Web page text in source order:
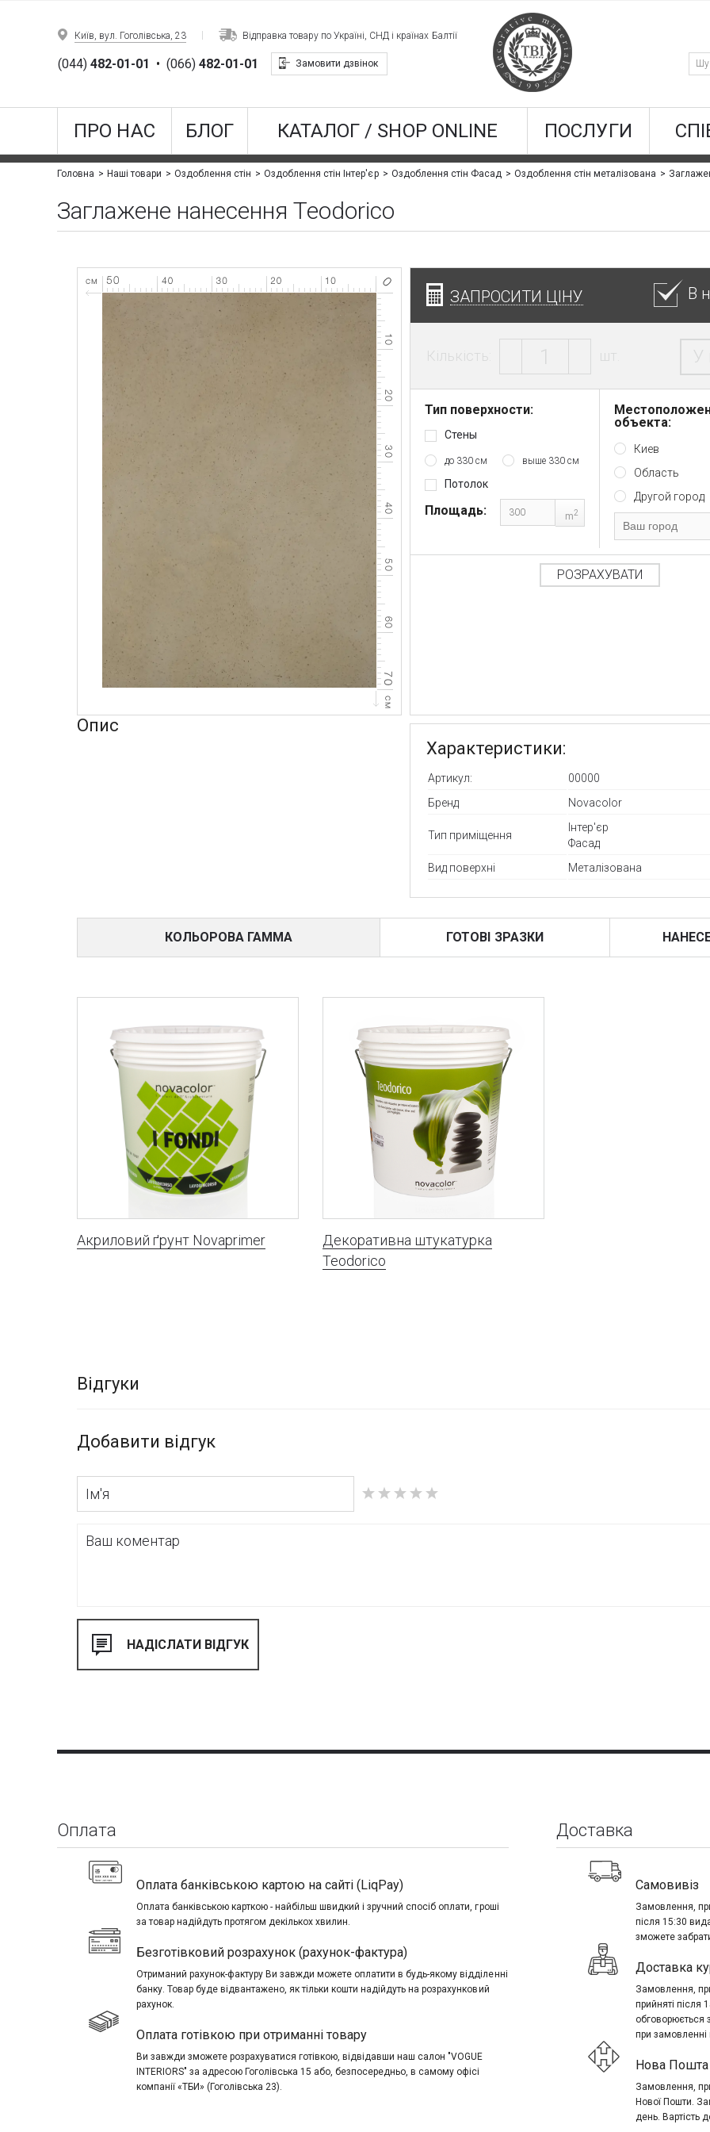
Київ, вул. Гоголівська, 23 Відправка товару по Україні, СНД і країнах Балтії
(044)482-01-01 • (066)482-01-01 Замовити дзвінок
ПРО НАС БЛОГ КАТАЛОГ / SHOP ONLINE ПОСЛУГИ
Головна Наші товари Оздоблення стін Оздоблення стін Інтер'єр Оздоблення стін Фасад Оздоблення стін металізована
Заглажене нанесення Teodorico
ЗАПРОСИТИ ЦІНУ В
Кількість: шт. У
Тип поверхности:
Стены
до 330 см выше 330 см
Потолок
Площадь: m2
объекта:
Киев
Область
Другой город
РОЗРАХУВАТИ
Характеристики:
Артикул:
00000
Бренд
Novacolor
Тип приміщення
Інтер'єр
Фасад
Вид поверхні
Металізована
Опис
КОЛЬОРОВА ГАММА ГОТОВІ ЗРАЗКИ
Акриловий ґрунт Novaprimer
Декоративна штукатурка
Teodorico
Відгуки
Добавити відгук
Оплата
Оплата банківською картою на сайті (LiqPay)
Оплата банківською карткою - найбільш швидкий і зручний спосіб оплати, гроші
за товар надійдуть протягом декількох хвилин.
Безготівковий розрахунок (рахунок-фактура)
Отриманий рахунок-фактуру Ви завжди можете оплатити в будь-якому відділенні
банку. Товар буде відвантажено, як тільки кошти надійдуть на розрахунковий
рахунок.
Оплата готівкою при отриманні товару
Ви завжди зможете розрахуватися готівкою, відвідавши наш салон "VOGUE
INTERIORS" за адресою Гоголівська 15 або, безпосередньо, в самому офісі
компанії «ТБИ» (Гоголівська 23).
Доставка
Самовивіз
Замовлення,
після 15:30
зможете
Доставка
Замовлення,
прийняті після
обговорюється
при замовленні
Нова Пошта
Замовлення,
Нової Пошти.
день. Вартість